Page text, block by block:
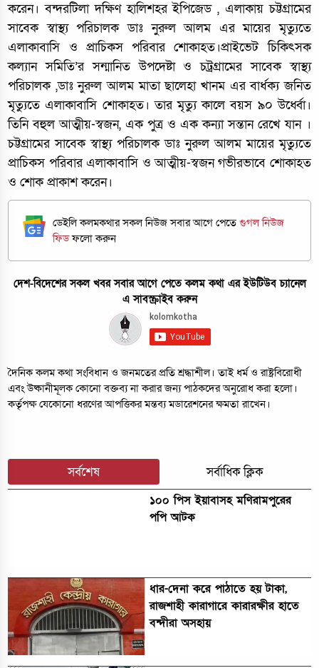
করেন। বন্দরটিলা দক্ষিণ হালিশহর ইপিজেড , এলাকায় চট্টগ্রামের
সাবেক স্বাস্থ্য পরিচালক ডাঃ নুরুল আলম এর মায়ের মৃত্যুতে
এলাকাবাসি ও প্রাচিকস পরিবার শোকাহত।প্রাইভেট চিকিৎসক
কল্যান সমিতি’র সন্মানিত উপদেষ্টা ও চট্রগ্রামের সাবেক স্বাস্থ্য
পরিচালক ,ডাঃ নুরুল আলম মাতা ছালেহা খানম এর বার্ধক্য জনিত
মৃত্যুতে এলাকাবাসি শোকাহত। তার মৃত্যু কালে বয়স ৯০ উর্ধ্বো।
তিনি বহুল আত্মীয়-স্বজন, এক পুত্র ও এক কন্যা সন্তান রেখে যান ।
চট্টগ্রামের সাবেক স্বাস্থ্য পরিচালক ডাঃ নুরুল আলম মায়ের মৃত্যুতে
প্রাচিকস পরিবার এলাকাবাসি ও আত্মীয়-স্বজন গভীরভাবে শোকাহত
ও শোক প্রাকাশ করেন।
ডেইলি কলমকথার সকল নিউজ সবার আগে পেতেগুগল নিউজ
ফিডফলো করুন
দেশ-বিদেশের সকল খবর সবার আগে পেতে কলম কথা এর ইউটিউব চ্যানেল
এ সাবস্ক্রাইব করুন
দৈনিক কলম কথা সংবিধান ও জনমতের প্রতি শ্রদ্ধাশীল। তাই ধর্ম ও রাষ্ট্রবিরোধী
এবং উষ্কানীমূলক কোনো বক্তব্য না করার জন্য পাঠকদের অনুরোধ করা হলো।
কর্তৃপক্ষ যেকোনো ধরণের আপত্তিকর মন্তব্য মডারেশনের ক্ষমতা রাখেন।
সর্বশেষ সর্বাধিক ক্লিক
১০০ পিস ইয়াবাসহ মণিরামপুরের
পপি আটক
ধার-দেনা করে পাঠাতে হয় টাকা,
রাজশাহী কারাগারে কারারক্ষীর হাতে
বন্দীরা অসহায়